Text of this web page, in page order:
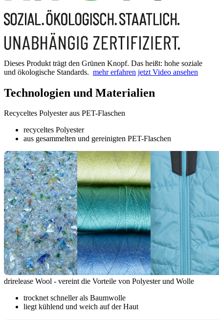
Dieses Produkt trägt den Grünen Knopf. Das heißt: hohe soziale
und ökologische Standards. mehr erfahren jetzt Video ansehen
Technologien und Materialien
Recyceltes Polyester aus PET-Flaschen
recyceltes Polyester
aus gesammelten und gereinigten PET-Flaschen
drirelease Wool - vereint die Vorteile von Polyester und Wolle
trocknet schneller als Baumwolle
liegt kühlend und weich auf der Haut